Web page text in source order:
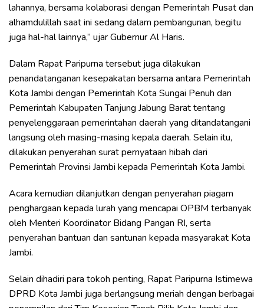
lahannya, bersama kolaborasi dengan Pemerintah Pusat dan
alhamdulillah saat ini sedang dalam pembangunan, begitu
juga hal-hal lainnya,” ujar Gubernur Al Haris.
Dalam Rapat Paripurna tersebut juga dilakukan
penandatanganan kesepakatan bersama antara Pemerintah
Kota Jambi dengan Pemerintah Kota Sungai Penuh dan
Pemerintah Kabupaten Tanjung Jabung Barat tentang
penyelenggaraan pemerintahan daerah yang ditandatangani
langsung oleh masing-masing kepala daerah. Selain itu,
dilakukan penyerahan surat pernyataan hibah dari
Pemerintah Provinsi Jambi kepada Pemerintah Kota Jambi.
Acara kemudian dilanjutkan dengan penyerahan piagam
penghargaan kepada lurah yang mencapai OPBM terbanyak
oleh Menteri Koordinator Bidang Pangan RI, serta
penyerahan bantuan dan santunan kepada masyarakat Kota
Jambi.
Selain dihadiri para tokoh penting, Rapat Paripurna Istimewa
DPRD Kota Jambi juga berlangsung meriah dengan berbagai